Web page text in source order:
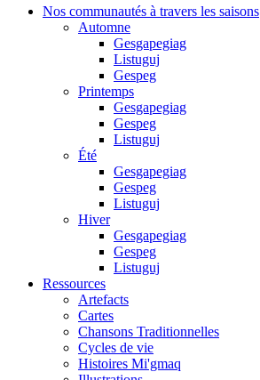
Nos communautés à travers les saisons
Automne
Gesgapegiag
Listuguj
Gespeg
Printemps
Gesgapegiag
Gespeg
Listuguj
Été
Gesgapegiag
Gespeg
Listuguj
Hiver
Gesgapegiag
Gespeg
Listuguj
Ressources
Artefacts
Cartes
Chansons Traditionnelles
Cycles de vie
Histoires Mi'gmaq